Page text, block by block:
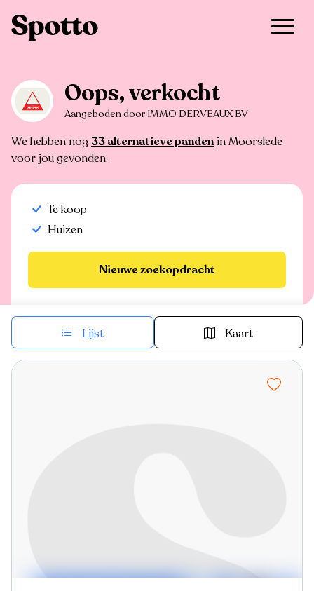
Oops, verkocht
Aangeboden door IMMO DERVEAUX BV
We hebben nog 33 alternatieve panden in Moorslede
voor jou gevonden.
Te koop
Huizen
Nieuwe zoekopdracht
Lijst Kaart